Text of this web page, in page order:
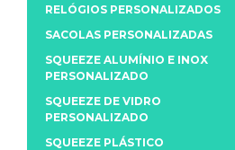
RELÓGIOS PERSONALIZADOS
SACOLAS PERSONALIZADAS
SQUEEZE ALUMÍNIO E INOX
PERSONALIZADO
SQUEEZE DE VIDRO
PERSONALIZADO
SQUEEZE PLÁSTICO